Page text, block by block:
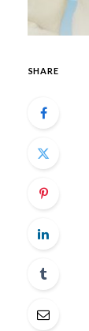
SHARE